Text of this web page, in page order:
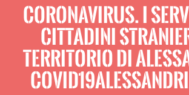
CORONAVIRUS. I
CITTADINI
TERRITORIO DI